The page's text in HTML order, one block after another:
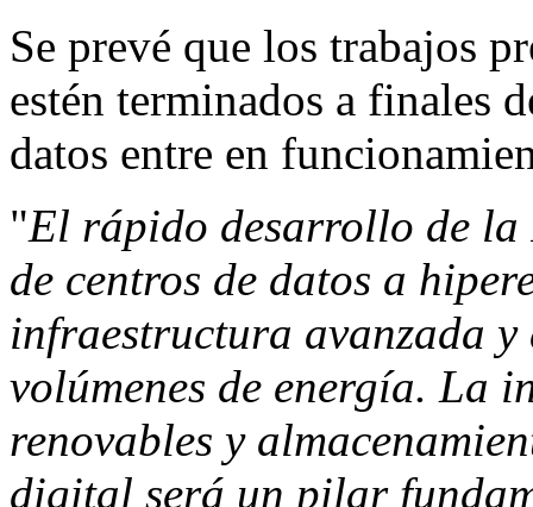
Se prevé que los trabajos
estén terminados a finales
datos entre en
"El rápido desarrollo de la
de centros de datos a
infraestructura avanzada
volúmenes de energía. La
renovables y
digital será un pilar